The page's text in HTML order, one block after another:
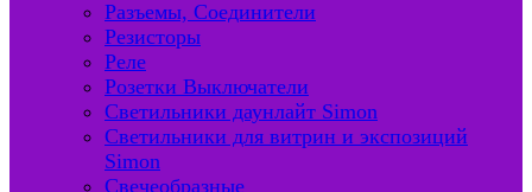
Разъемы, Соединители
Резисторы
Реле
Розетки Выключатели
Светильники даунлайт Simon
Светильники для витрин и экспозиций
Simon
Свечеобразные